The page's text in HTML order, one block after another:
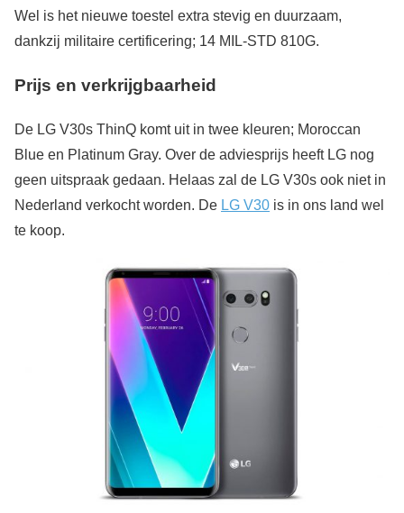
Wel is het nieuwe toestel extra stevig en duurzaam,
dankzij militaire certificering; 14 MIL-STD 810G.
Prijs en verkrijgbaarheid
De LG V30s ThinQ komt uit in twee kleuren; Moroccan
Blue en Platinum Gray. Over de adviesprijs heeft LG nog
geen uitspraak gedaan. Helaas zal de LG V30s ook niet in
Nederland verkocht worden. De LG V30 is in ons land wel
te koop.